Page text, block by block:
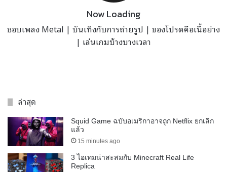
Now Loading
ชอบเพลง Metal | บันเทิงกับการถ่ายรูป | ของโปรดคือเนื้อย่าง
| เล่นเกมบ้างบางเวลา
ล่าสุด
Squid Game ฉบับอเมริกาอาจถูก Netflix ยกเลิก
แล้ว
15 minutes ago
3 ไอเทมน่าสะสมกับ Minecraft Real Life
Replica